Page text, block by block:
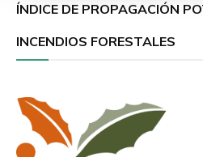
ÍNDICE DE PROPAGACIÓN
INCENDIOS FORESTALES